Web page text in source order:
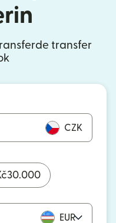
transfer
CZK
30.000
EUR